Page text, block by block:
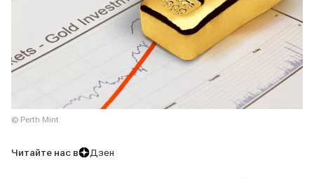
© Perth Mint
Читайте нас в Дзен